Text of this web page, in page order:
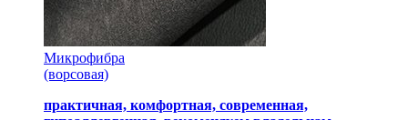
Микрофибра
(ворсовая)
практичная, комфортная, современная,